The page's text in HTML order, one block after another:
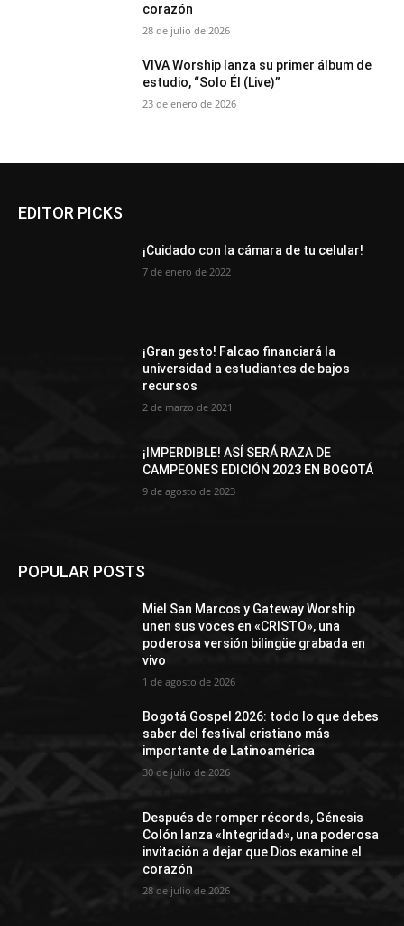
corazón
28 de julio de 2026
VIVA Worship lanza su primer álbum de
estudio, “Solo Él (Live)”
23 de enero de 2026
EDITOR PICKS
¡Cuidado con la cámara de tu celular!
7 de enero de 2022
¡Gran gesto! Falcao financiará la
universidad a estudiantes de bajos
recursos
2 de marzo de 2021
¡IMPERDIBLE! ASÍ SERÁ RAZA DE
CAMPEONES EDICIÓN 2023 EN BOGOTÁ
9 de agosto de 2023
POPULAR POSTS
Miel San Marcos y Gateway Worship
unen sus voces en «CRISTO», una
poderosa versión bilingüe grabada en
vivo
1 de agosto de 2026
Bogotá Gospel 2026: todo lo que debes
saber del festival cristiano más
importante de Latinoamérica
30 de julio de 2026
Después de romper récords, Génesis
Colón lanza «Integridad», una poderosa
invitación a dejar que Dios examine el
corazón
28 de julio de 2026